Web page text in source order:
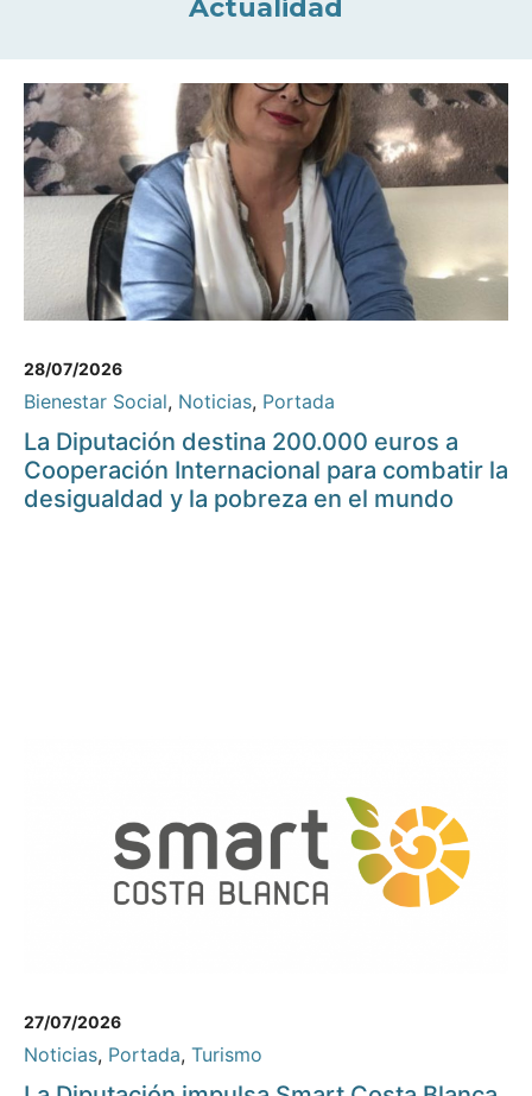
Actualidad
28/07/2026
Bienestar Social, Noticias, Portada
La Diputación destina 200.000 euros a
Cooperación Internacional para combatir la
desigualdad y la pobreza en el mundo
27/07/2026
Noticias, Portada, Turismo